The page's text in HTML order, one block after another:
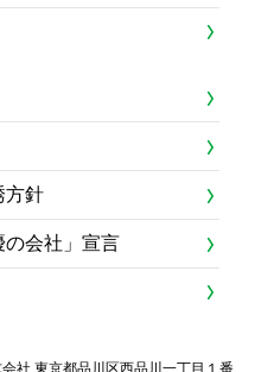
方針
の会社」宣言
社 東京都品川区西品川一丁目１番